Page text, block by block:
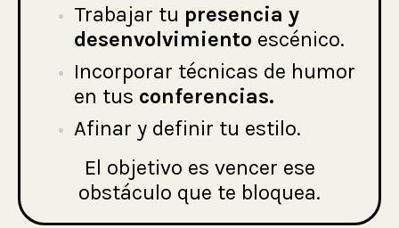
Trabajar tu presencia y
desenvolvimiento escénico.
Incorporar técnicas de humor
en tus conferencias.
Afinar y definir tu estilo.
El objetivo es vencer ese
obstáculo que te bloquea.